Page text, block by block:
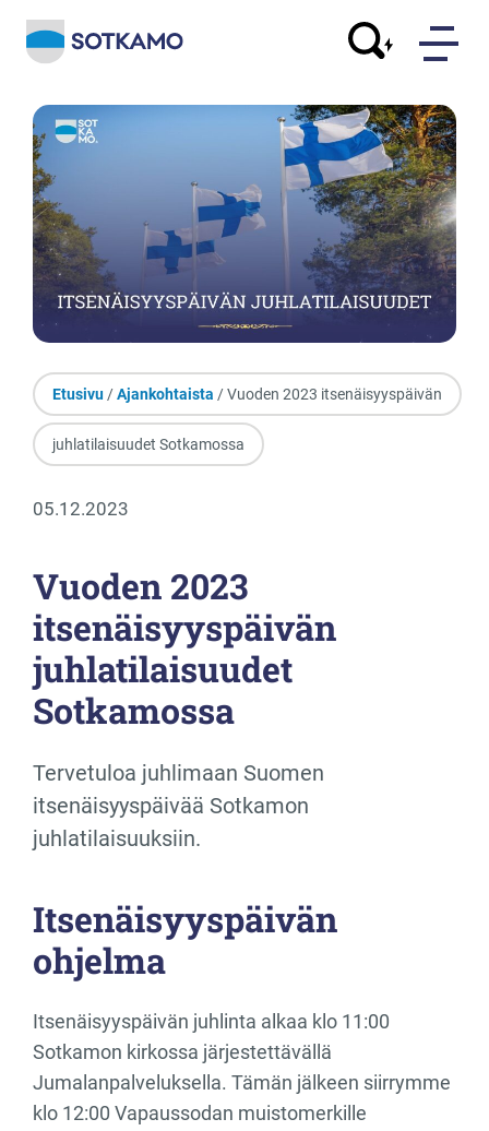
Etusivu/Ajankohtaista / Vuoden 2023 itsenäisyyspäivän
juhlatilaisuudet Sotkamossa
05.12.2023
Vuoden 2023
itsenäisyyspäivän
juhlatilaisuudet
Sotkamossa
Tervetuloa juhlimaan Suomen
itsenäisyyspäivää Sotkamon
juhlatilaisuuksiin.
Itsenäisyyspäivän
ohjelma
Itsenäisyyspäivän juhlinta alkaa klo 11:00
Sotkamon kirkossa järjestettävällä
Jumalanpalveluksella. Tämän jälkeen siirrymme
klo 12:00 Vapaussodan muistomerkille